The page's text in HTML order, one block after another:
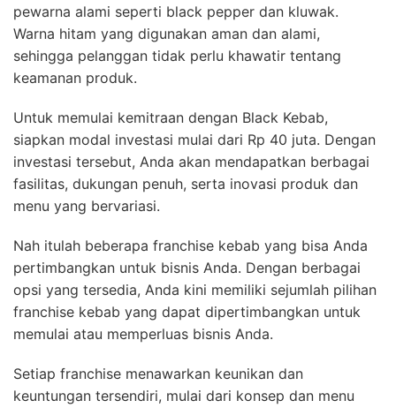
pewarna alami seperti black pepper dan kluwak.
Warna hitam yang digunakan aman dan alami,
sehingga pelanggan tidak perlu khawatir tentang
keamanan produk.
Untuk memulai kemitraan dengan Black Kebab,
siapkan modal investasi mulai dari Rp 40 juta. Dengan
investasi tersebut, Anda akan mendapatkan berbagai
fasilitas, dukungan penuh, serta inovasi produk dan
menu yang bervariasi.
Nah itulah beberapa franchise kebab yang bisa Anda
pertimbangkan untuk bisnis Anda. Dengan berbagai
opsi yang tersedia, Anda kini memiliki sejumlah pilihan
franchise kebab yang dapat dipertimbangkan untuk
memulai atau memperluas bisnis Anda.
Setiap franchise menawarkan keunikan dan
keuntungan tersendiri, mulai dari konsep dan menu